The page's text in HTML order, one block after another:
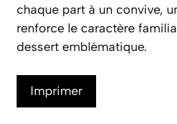
chaque part à un convive,
renforce le caractère
dessert emblématique.
Imprimer